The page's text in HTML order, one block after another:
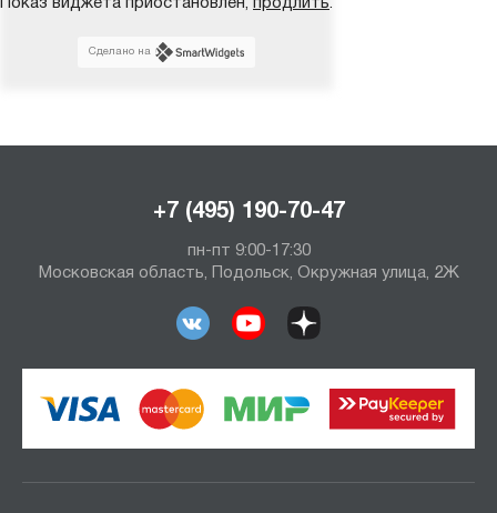
Показ виджета приостановлен, продлить.
Сделано на
+7 (495) 190-70-47
пн-пт 9:00-17:30
Московская область, Подольск, Окружная улица, 2Ж